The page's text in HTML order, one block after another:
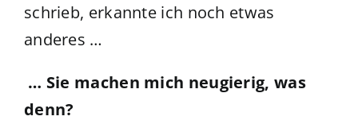
schrieb, erkannte ich noch etwas
anderes …
… Sie machen mich neugierig, was
denn?